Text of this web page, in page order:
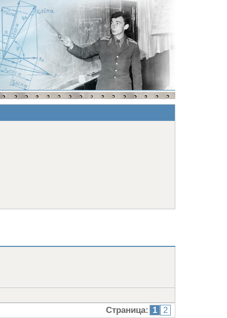
Страница: 1 2